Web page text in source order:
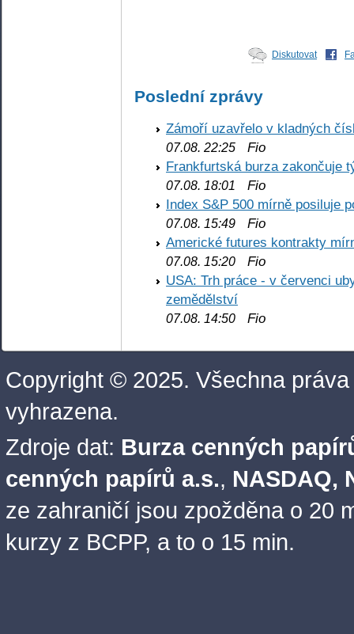
Diskutovat
Poslední zprávy
Zámoří uzavřelo v kladných
07.08. 22:25 Fio
Frankfurtská burza zakončuje
07.08. 18:01
Fio
Index S&P 500 mírně posiluje
07.08. 15:49 Fio
Americké futures kontrakty
07.08. 15:20 Fio
USA: Trh práce - v červenci
zemědělství
07.08. 14:50 Fio
Copyright © 2025. Všechna práva
vyhrazena.
Zdroje dat: Burza cenných
cenných papírů a.s., NASDAQ,
ze zahraničí jsou zpožděna o 20
kurzy z BCPP, a to o 15 min.